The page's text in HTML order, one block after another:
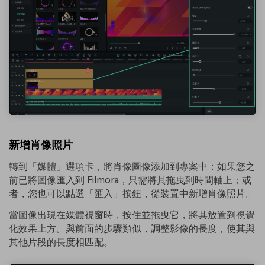
新增肖像照片
轉到「媒體」選項卡，將肖像圖像添加到專案中：如果您之
前已將圖像匯入到 Filmora，只需將其拖曳到時間軸上；或
者，您也可以點選「匯入」按鈕，從裝置中新增肖像照片。
當圖像出現在媒體視窗時，按住並拖曳它，將其放置到視覺
化效果上方。與前面的步驟類似，調整影像的長度，使其與
其他片段的長度相匹配。